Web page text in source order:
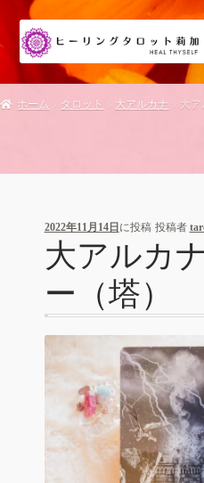
ナ
ビ
ー
シ
コ
ン
ン
ツ
HOME
サイト制作
ブログ
メルマガ登録
お買い物カゴ
お問い合わせ
ホーム タロット 大アルカナ 大
2022年11月14日 に投稿 投稿者
大アルカ
ー（塔）